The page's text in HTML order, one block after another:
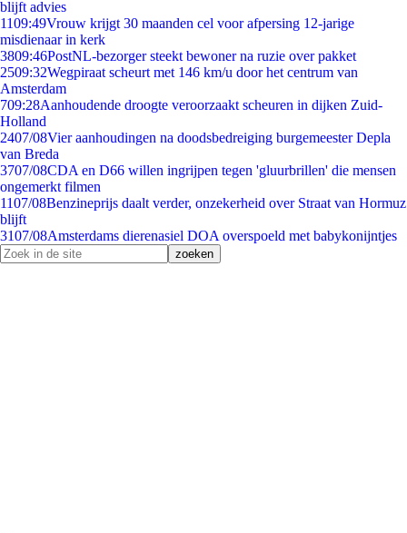
blijft advies
1109:49Vrouw krijgt 30 maanden cel voor afpersing 12-jarige
misdienaar in kerk
3809:46PostNL-bezorger steekt bewoner na ruzie over pakket
2509:32Wegpiraat scheurt met 146 km/u door het centrum van
Amsterdam
709:28Aanhoudende droogte veroorzaakt scheuren in dijken Zuid-
Holland
2407/08Vier aanhoudingen na doodsbedreiging burgemeester Depla
van Breda
3707/08CDA en D66 willen ingrijpen tegen 'gluurbrillen' die mensen
ongemerkt filmen
1107/08Benzineprijs daalt verder, onzekerheid over Straat van Hormuz
blijft
3107/08Amsterdams dierenasiel DOA overspoeld met babykonijntjes